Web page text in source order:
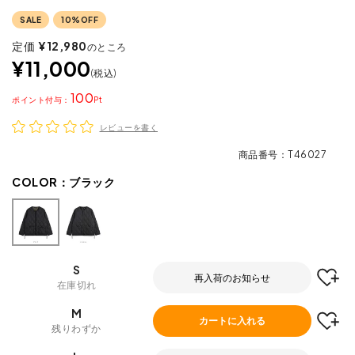
SALE 10%OFF
定価 ¥12,980のところ
¥11,000 税込
100
ポイント
レビューを書く
商品番号 T46027
COLOR： ブラック
S
在庫切れ
再入荷のお知らせ
M
残りわずか
カートに入れる